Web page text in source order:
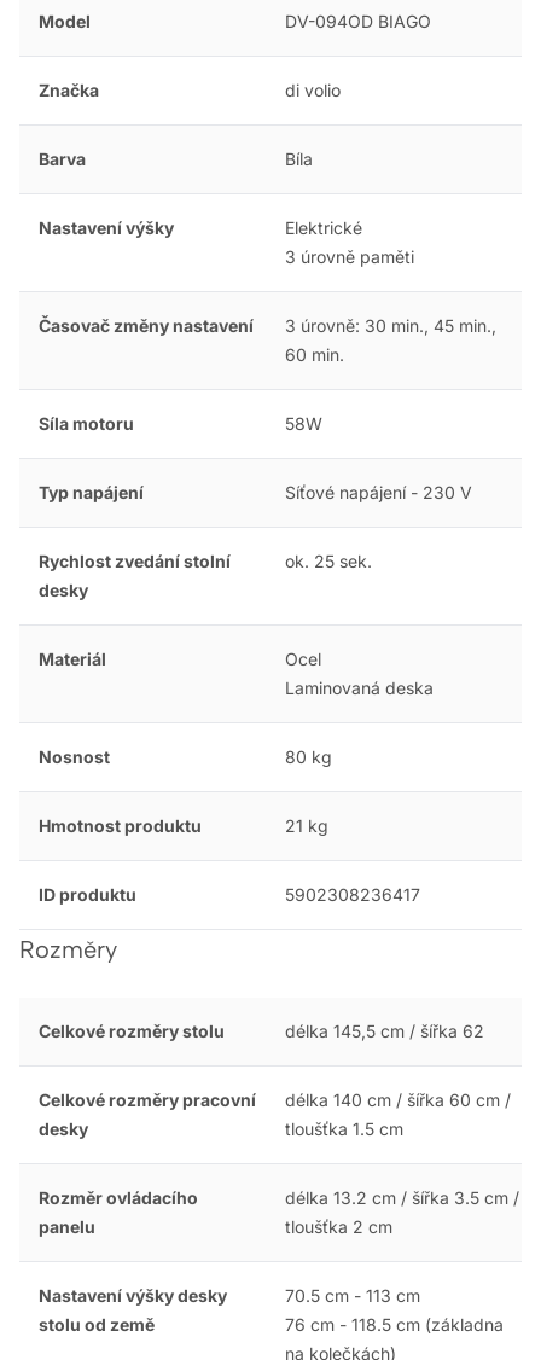
Model DV-094OD BIAGO
Značka di volio
Barva Bíla
Nastavení výšky
Elektrické
3 úrovně paměti
Časovač změny nastavení
3 úrovně: 30 min., 45 min.,
60 min.
Síla motoru 58W
Typ napájení Síťové napájení - 230 V
Rychlost zvedání stolní
desky
ok. 25 sek.
Materiál
Ocel
Laminovaná deska
Nosnost 80 kg
Hmotnost produktu 21 kg
ID produktu 5902308236417
Rozměry
Celkové rozměry stolu délka 145,5 cm / šířka 62
Celkové rozměry pracovní
desky
délka 140 cm / šířka 60 cm /
tloušťka 1.5 cm
Rozměr ovládacího
panelu
délka 13.2 cm / šířka 3.5 cm /
tloušťka 2 cm
Nastavení výšky desky
stolu od země
70.5 cm - 113 cm
76 cm - 118.5 cm (základna
na kolečkách)